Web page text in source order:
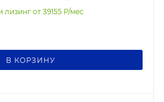
лизинг от 39155 Р/мес
В КОРЗИНУ